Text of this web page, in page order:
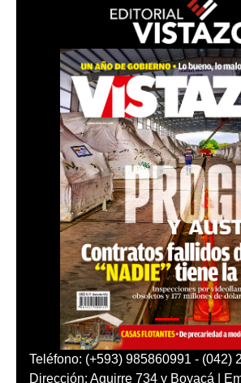
Teléfono: (+593) 985860991 - (042)
Dirección: Aguirre 734 y Boyacá |